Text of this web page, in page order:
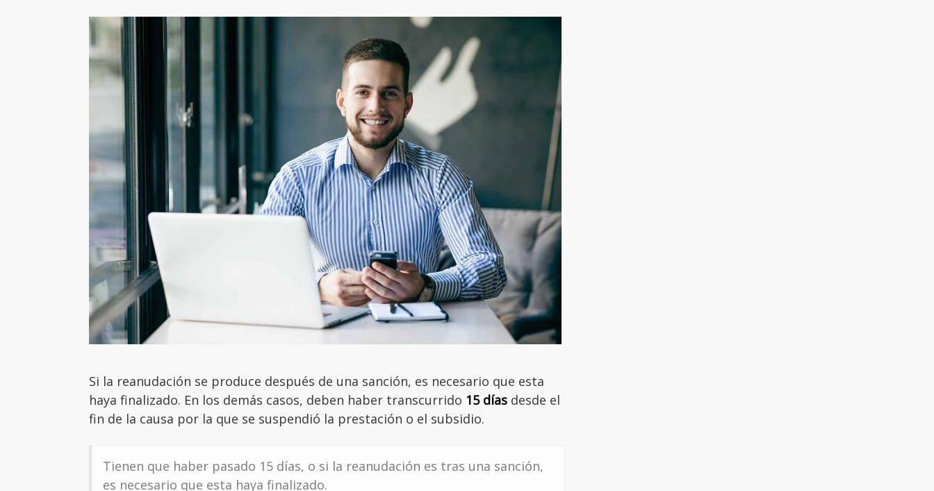
Si la reanudación se produce después de una sanción, es necesario que esta
haya finalizado. En los demás casos, deben haber transcurrido 15 días desde el
fin de la causa por la que se suspendió la prestación o el subsidio.
Tienen que haber pasado 15 días, o si la reanudación es tras una sanción,
es necesario que esta haya finalizado.